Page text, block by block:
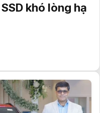
khó lòng hạ